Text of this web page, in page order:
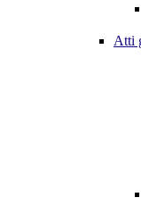
Atti